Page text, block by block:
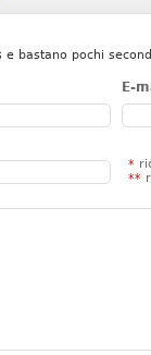
e bastano pochi
E-
*
**